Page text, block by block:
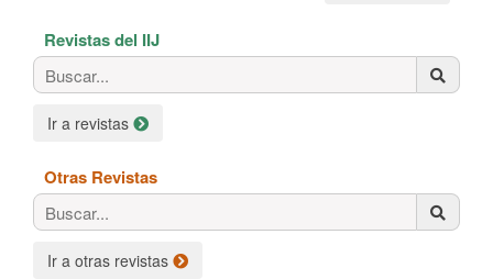
Revistas del IIJ
Ir a revistas
Otras Revistas
Ir a otras revistas